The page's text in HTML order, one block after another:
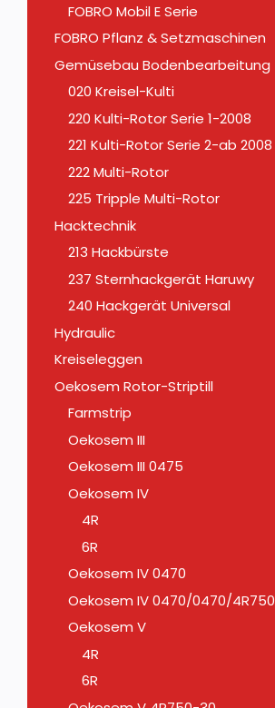
FOBRO Mobil E Serie
FOBRO Pflanz & Setzmaschinen
Gemüsebau Bodenbearbeitung
020 Kreisel-Kulti
220 Kulti-Rotor Serie 1-2008
221 Kulti-Rotor Serie 2-ab 2008
222 Multi-Rotor
225 Tripple Multi-Rotor
Hacktechnik
213 Hackbürste
237 Sternhackgerät Haruwy
240 Hackgerät Universal
Hydraulic
Kreiseleggen
Oekosem Rotor-Striptill
Farmstrip
Oekosem III
Oekosem III 0475
Oekosem IV
4R
6R
Oekosem IV 0470
Oekosem IV 0470/0470/4R750
Oekosem V
4R
6R